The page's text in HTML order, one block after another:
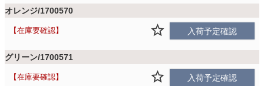
カーテン
ラグ
オレンジ/1700570
在庫要確認 入荷予定確認
グリーン/1700571
在庫要確認 入荷予定確認